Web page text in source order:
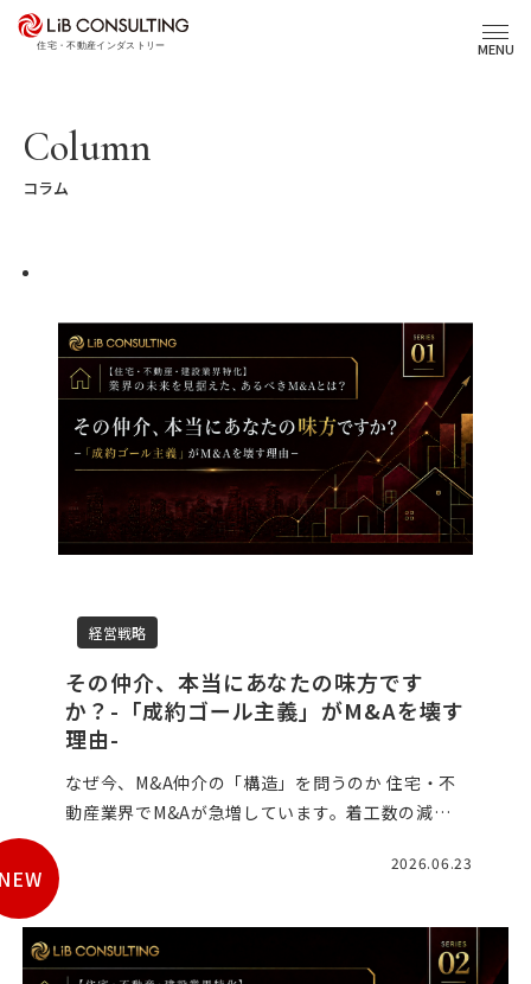
MENU
プロジェクト事例
エキスパート
トピックス
事業本部理念
会社概要
03-6281-9596
資料請求 最新セミナー
Column
コラム
経営戦略
その仲介、本当にあなたの味方です
か？-「成約ゴール主義」がM&Aを壊す
理由-
なぜ今、M&A仲介の「構造」を問うのか 住宅・不
動産業界でM&Aが急増しています。着工数の減
した背景の中で、M&A仲介会社からの営業電話を
2026.06.23